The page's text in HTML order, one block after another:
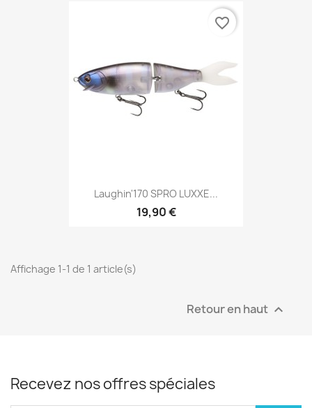
Laughin'170 SPRO LUXXE...
19,90 €
favorite_border
Affichage 1-1 de 1 article(s)
Retour en haut 
Recevez nos offres spéciales